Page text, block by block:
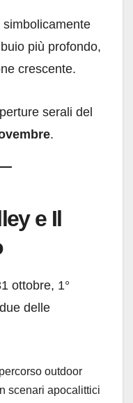
più profondo,
crescente.
serali del
.
e Il
ottobre, 1°
delle
outdoor
scenari apocalittici